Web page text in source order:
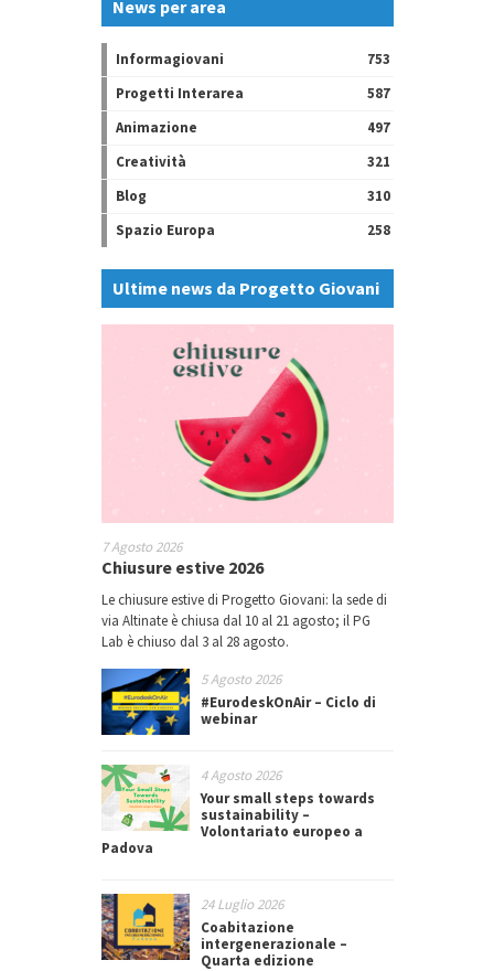
News per area
Informagiovani
753
Progetti Interarea
587
Animazione
497
Creatività
321
Blog
310
Spazio Europa
258
Ultime news da Progetto Giovani
7 Agosto 2026
Chiusure estive 2026
Le chiusure estive di Progetto Giovani: la sede di
via Altinate è chiusa dal 10 al 21 agosto; il PG
Lab è chiuso dal 3 al 28 agosto.
5 Agosto 2026
#EurodeskOnAir – Ciclo di
webinar
4 Agosto 2026
Your small steps towards
sustainability –
Volontariato europeo a
Padova
24 Luglio 2026
Coabitazione
intergenerazionale –
Quarta edizione